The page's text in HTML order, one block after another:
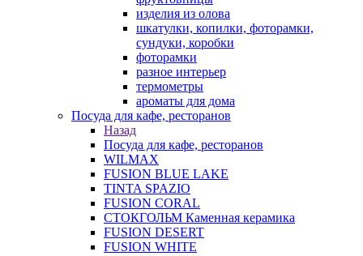
изделия из олова
шкатулки, копилки, фоторамки,
сундуки, коробки
фоторамки
разное интерьер
термометры
ароматы для дома
Посуда для кафе, ресторанов
Назад
Посуда для кафе, ресторанов
WILMAX
FUSION BLUE LAKE
TINTA SPAZIO
FUSION CORAL
СТОКГОЛЬМ Каменная керамика
FUSION DESERT
FUSION WHITE